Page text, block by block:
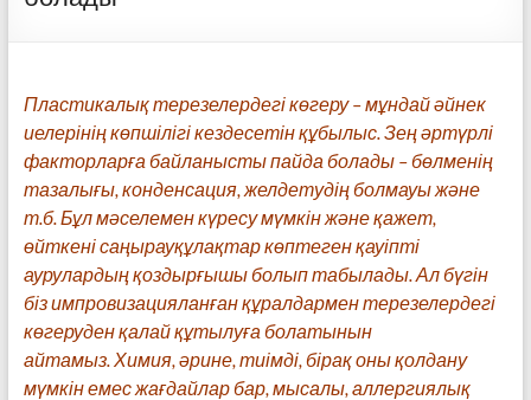
Пластикалық терезелердегі көгеру – мұндай әйнек
иелерінің көпшілігі кездесетін құбылыс. Зең әртүрлі
факторларға байланысты пайда болады – бөлменің
тазалығы, конденсация, желдетудің болмауы және
т.б. Бұл мәселемен күресу мүмкін және қажет,
өйткені саңырауқұлақтар көптеген қауіпті
аурулардың қоздырғышы болып табылады. Ал бүгін
біз импровизацияланған құралдармен терезелердегі
көгеруден қалай құтылуға болатынын
айтамыз. Химия, әрине, тиімді, бірақ оны қолдану
мүмкін емес жағдайлар бар, мысалы, аллергиялық